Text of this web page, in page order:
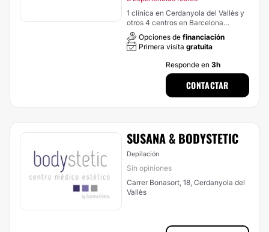
1 clínica en Cerdanyola del Vallès y
otros 4 centros en Barcelona
(provincia)
Opciones de financiación
Primera visita gratuita
Responde en 3h
CONTACTAR
SUSANA & BODYSTETIC
Depilación
Sin opiniones
Carrer Bonasort, 18, Cerdanyola del
Vallès